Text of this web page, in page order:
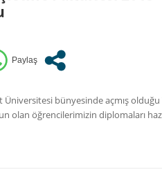
Üniversitesi bünyesinde açmış
olan öğrencilerimizin diplomaları